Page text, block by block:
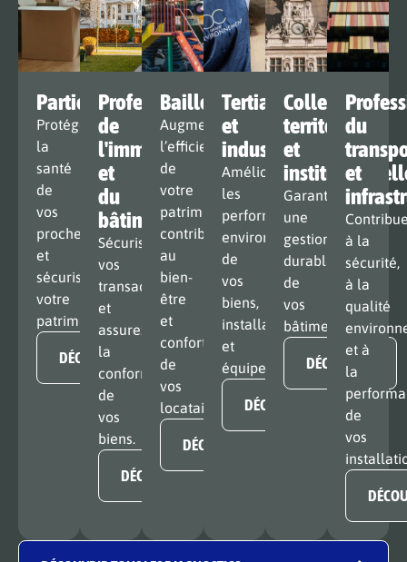
Particulier
Protégez
la
santé
de
vos
proches
et
sécurisez
votre
patrimoine.
DÉCOUVRIR
Professionnel
de
l'immobilier
et
du
bâtiment
Sécurisez
vos
transactions
et
assurez
la
conformité
de
vos
biens.
DÉCOUVRIR
Bailleur
Augmentez
l’efficience
de
votre
patrimoine,
contribuez
au
bien-
être
et
confort
de
vos
locataires.
DÉCOUVRIR
Tertiaire
et
industrie
Améliorer
les
performances
environnementales
de
vos
biens,
installations
et
équipements.
DÉCOUVRIR
Collectivité
territoriale
et
Garantissez
une
gestion
durable
de
vos
bâtiments.
DÉCOUVRIR
du
et
à la
sécurité,
à la
qualité
et à
la
de
vos
IDENTIFIER MES